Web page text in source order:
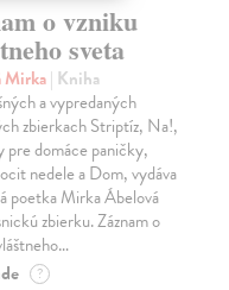
o vzniku
sveta
Mirka| Kniha
a vypredaných
zbierkach Striptíz, Na!,
pre domáce paničky,
nedele a Dom, vydáva
poetka Mirka Ábelová
zbierku. Záznam o
?